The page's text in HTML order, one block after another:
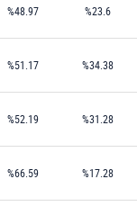
%48.97 %23.6
%51.17 %34.38
%52.19 %31.28
%66.59 %17.28